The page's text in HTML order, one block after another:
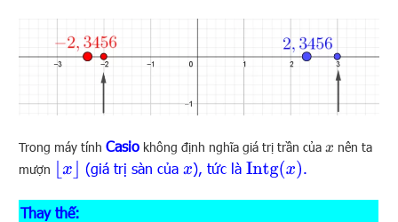
Trong máy tínhCasio không định nghĩa giá trị trần củax nên ta
mượn
x⌋ (giá trị sàn của x), tức làIntg(x)
Thay thế: